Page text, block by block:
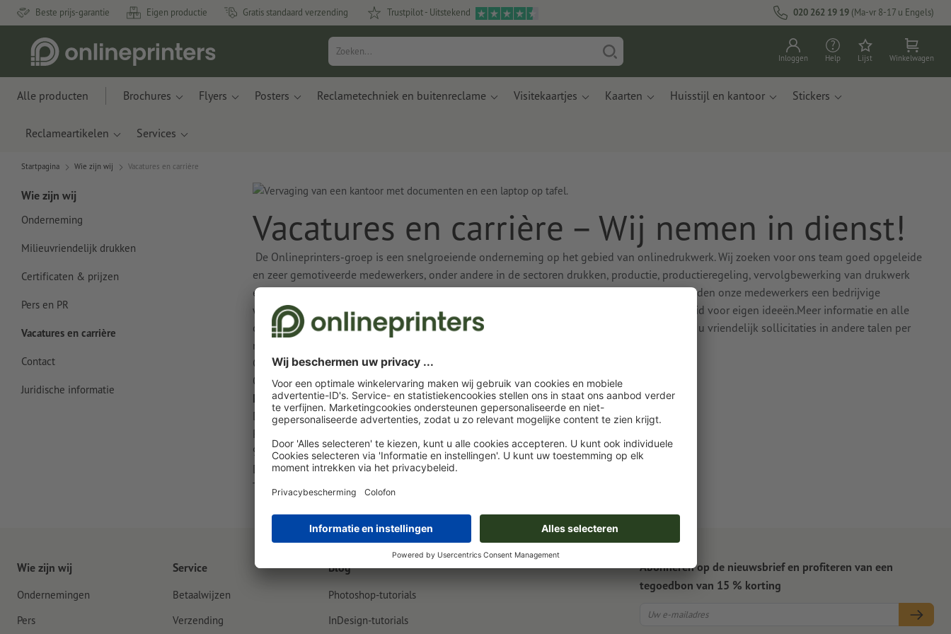
Beste prijs-garantie Eigen productie Gratis standaard verzending Trustpilot - Uitstekend 020 262 19 19 (Ma-vr 8-17 u Engels)
Inloggen Help Lijst Winkelwagen
Alle producten Brochures Flyers Posters Reclametechniek en buitenreclame Visitekaartjes Kaarten Huisstijl en kantoor Stickers
Reclameartikelen Services
Startpagina Wie zijn wij Vacatures en carrière
Wie zijn wij
Onderneming
Milieuvriendelijk drukken
Certificaten & prijzen
Pers en PR
Vacatures en carrière
Contact
Juridische informatie
Vacatures en carrière – Wij nemen in dienst!
De Onlineprinters-groep is een snelgroeiende onderneming op het gebied van onlinedrukwerk. Wij zoeken voor ons team goed opgeleide
en zeer gemotiveerde medewerkers, onder andere in de sectoren drukken, productie, productieregeling, vervolgbewerking van drukwerk
evenals op het gebied van onlinemarketing, IT, software-ontwikkeling en webdesign.Wij bieden onze medewerkers een bedrijvige
werkomgeving, moderne productietechnologieën en software-uitrusting evenals veel vrijheid voor eigen ideeën.Meer informatie en alle
openstaande vacatures vindt u in ons Duitstalige vacature- en carrièreportaal. Wij verzoeken u vriendelijk sollicitaties in andere talen per
mail te sturen naar
Contact:
Onlineprinters GmbH
Mevrouw Cornelia Moller-Atam
Director People & Culture
Rudolf-Diesel-Str. 10
91413 Neustadt/Aisch
Duitsland
Tel.: +49 9161 8989 2888
Wie zijn wij
Ondernemingen
Pers
Service
Betaalwijzen
Verzending
Blog
Photoshop-tutorials
InDesign-tutorials
Abonneren op de nieuwsbrief en profiteren van een
tegoedbon van 15 % korting